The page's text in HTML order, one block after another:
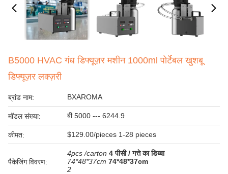
B5000 HVAC गंध डिफ्यूज़र मशीन 1000ml पोर्टेबल खुशबू
डिफ्यूज़र लक्ज़री
ब्रांड नाम: BXAROMA
मॉडल संख्या: बी 5000 --- 6244.9
कीमत: $129.00/pieces 1-28 pieces
पैकेजिंग विवरण:
4pcs /carton 4 पीसी / गत्ते का डिब्बा
74*48*37cm 74*48*37cm
2